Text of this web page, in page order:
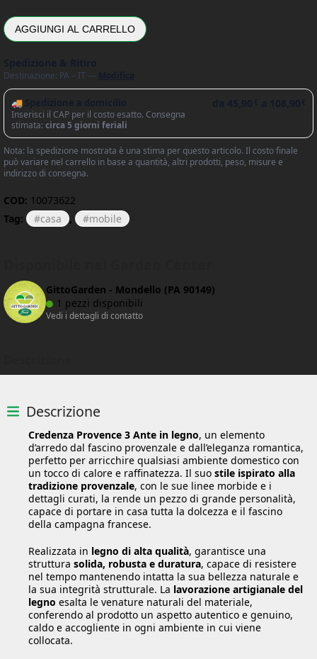
AGGIUNGI AL CARRELLO
Destinazione: PA – IT —
🚚 Spedizione a domicilio
Inserisci il CAP per il costo esatto. Consegna
stimata: circa 5 giorni feriali
Nota: la spedizione mostrata è una stima per questo articolo. Il costo finale
può variare nel carrello in base a quantità, altri prodotti, peso, misure e
indirizzo di consegna.
COD: 10073622
Tag:
casa , mobile
GittoGarden - Mondello (PA 90149)
1 pezzi disponibili
Vedi i dettagli di contatto
Descrizione
Credenza Provence 3 Ante in legno, un elemento
d’arredo dal fascino provenzale e dall’eleganza romantica,
perfetto per arricchire qualsiasi ambiente domestico con
un tocco di calore e raffinatezza. Il suo stile ispirato alla
tradizione provenzale, con le sue linee morbide e i
dettagli curati, la rende un pezzo di grande personalità,
capace di portare in casa tutta la dolcezza e il fascino
della campagna francese.
Realizzata in legno di alta qualità, garantisce una
struttura solida, robusta e duratura, capace di resistere
nel tempo mantenendo intatta la sua bellezza naturale e
la sua integrità strutturale. La lavorazione artigianale del
legno esalta le venature naturali del materiale,
conferendo al prodotto un aspetto autentico e genuino,
caldo e accogliente in ogni ambiente in cui viene
collocata.